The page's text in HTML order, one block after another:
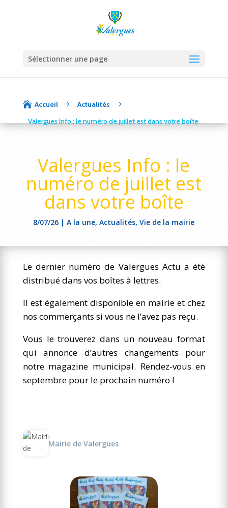
Sélectionner une page
 Accueil 5 Actualités
5
Valergues Info : le numéro de juillet est dans votre boîte
Valergues Info : le
numéro de juillet est
dans votre boîte
8/07/26 |A la une,Actualités,Vie de la mairie
Le dernier numéro de Valergues Actu a été
distribué dans vos boîtes à lettres.
Il est également disponible en mairie et chez
nos commerçants si vous ne l’avez pas reçu.
Vous le trouverez dans un nouveau format
qui annonce d’autres changements pour
notre magazine municipal. Rendez-vous en
septembre pour le prochain numéro !
Mairie de Valergues